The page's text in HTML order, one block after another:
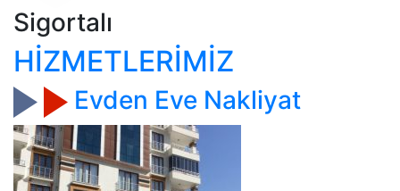
Sigortalı
HİZMETLERİMİZ
Evden Eve Nakliyat